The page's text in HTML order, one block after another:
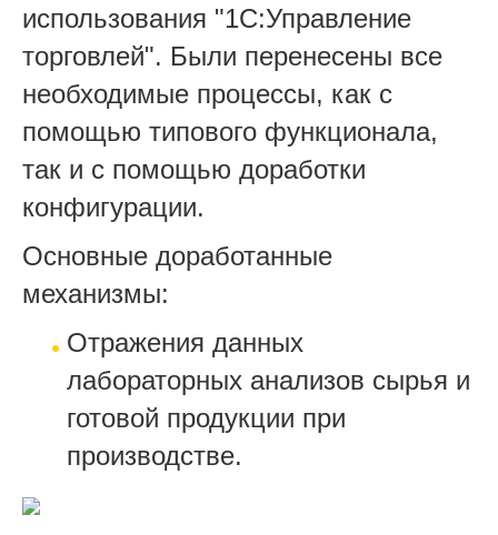
использования "1С:Управление
торговлей". Были перенесены все
необходимые процессы, как с
помощью типового функционала,
так и с помощью доработки
конфигурации.
Основные доработанные
механизмы:
Отражения данных
лабораторных анализов сырья и
готовой продукции при
производстве.